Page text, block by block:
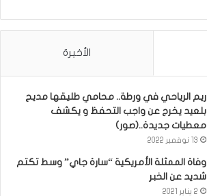
الأخيرة
ريم الرياحي في ورطة.. محامي طليقها مديح
بلعيد يخرج عن واجب التحفظ و يكشف
معطيات جديدة..(صور)
13 نوفمبر 2022
وفاة الممثلة الأمريكية “سارة جاي” وسط تكتم
شديد عن الخبر
2 يناير 2021